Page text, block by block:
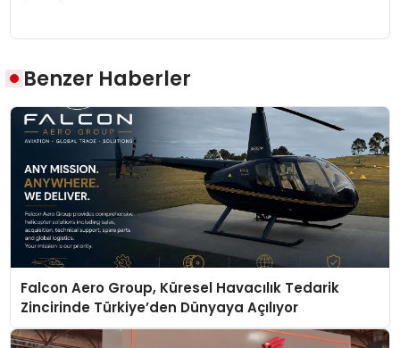
Benzer Haberler
Falcon Aero Group, Küresel Havacılık Tedarik
Zincirinde Türkiye’den Dünyaya Açılıyor